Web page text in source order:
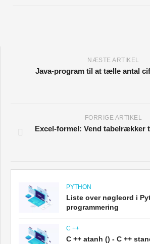
NÆSTE ARTIKEL
Java-program til at tælle antal
FORRIGE ARTIKEL
Excel-formel: Vend tabelrækker
PYTHON
Liste over nøgleord i
programmering
C ++
C ++ atanh () - C ++